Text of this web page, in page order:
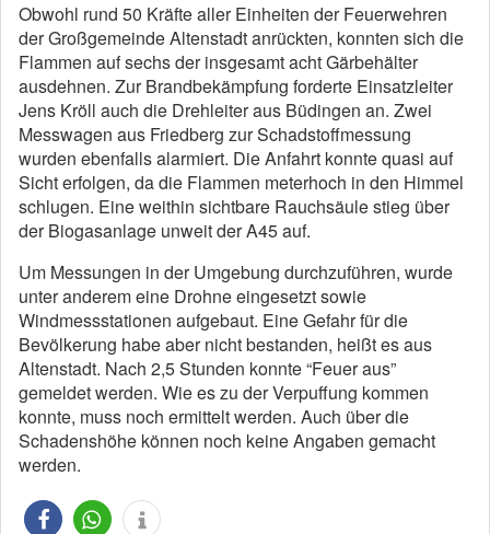
Obwohl rund 50 Kräfte aller Einheiten der Feuerwehren
der Großgemeinde Altenstadt anrückten, konnten sich die
Flammen auf sechs der insgesamt acht Gärbehälter
ausdehnen. Zur Brandbekämpfung forderte Einsatzleiter
Jens Kröll auch die Drehleiter aus Büdingen an. Zwei
Messwagen aus Friedberg zur Schadstoffmessung
wurden ebenfalls alarmiert. Die Anfahrt konnte quasi auf
Sicht erfolgen, da die Flammen meterhoch in den Himmel
schlugen. Eine weithin sichtbare Rauchsäule stieg über
der Biogasanlage unweit der A45 auf.
Um Messungen in der Umgebung durchzuführen, wurde
unter anderem eine Drohne eingesetzt sowie
Windmessstationen aufgebaut. Eine Gefahr für die
Bevölkerung habe aber nicht bestanden, heißt es aus
Altenstadt. Nach 2,5 Stunden konnte “Feuer aus”
gemeldet werden. Wie es zu der Verpuffung kommen
konnte, muss noch ermittelt werden. Auch über die
Schadenshöhe können noch keine Angaben gemacht
werden.